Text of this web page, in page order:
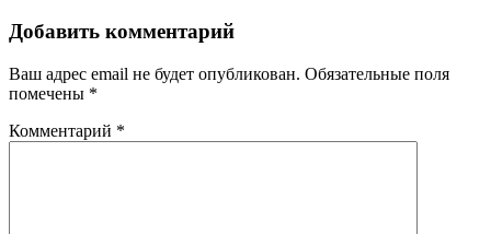
Добавить комментарий
Ваш адрес email не будет опубликован. Обязательные поля
помечены *
Комментарий *